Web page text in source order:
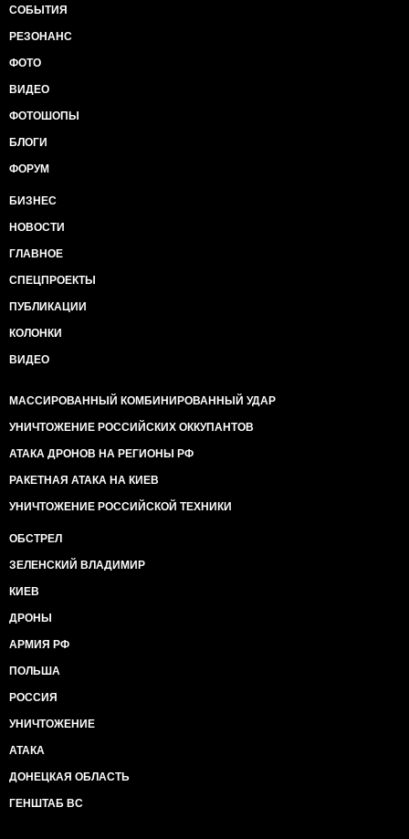
СОБЫТИЯ
РЕЗОНАНС
ФОТО
ВИДЕО
ФОТОШОПЫ
БЛОГИ
ФОРУМ
БИЗНЕС
НОВОСТИ
ГЛАВНОЕ
СПЕЦПРОЕКТЫ
ПУБЛИКАЦИИ
КОЛОНКИ
ВИДЕО
МАССИРОВАННЫЙ КОМБИНИРОВАННЫЙ УДАР
УНИЧТОЖЕНИЕ РОССИЙСКИХ ОККУПАНТОВ
АТАКА ДРОНОВ НА РЕГИОНЫ РФ
РАКЕТНАЯ АТАКА НА КИЕВ
УНИЧТОЖЕНИЕ РОССИЙСКОЙ ТЕХНИКИ
ОБСТРЕЛ
ЗЕЛЕНСКИЙ ВЛАДИМИР
КИЕВ
ДРОНЫ
АРМИЯ РФ
ПОЛЬША
РОССИЯ
УНИЧТОЖЕНИЕ
АТАКА
ДОНЕЦКАЯ ОБЛАСТЬ
ГЕНШТАБ ВС